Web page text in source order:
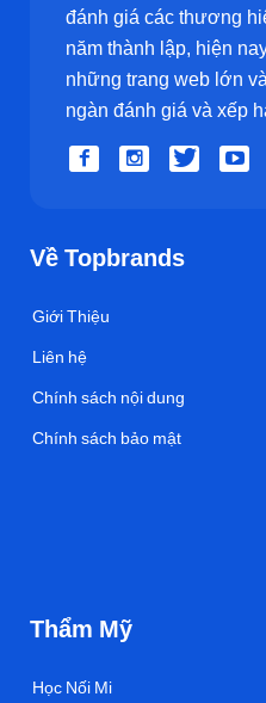
đánh giá các thương
năm thành lập, hiện
những trang web lớn
ngàn đánh giá và xếp
Về Topbrands
Giới Thiệu
Liên hệ
Chính sách nội dung
Chính sách bảo mật
Thẩm Mỹ
Học Nối Mi